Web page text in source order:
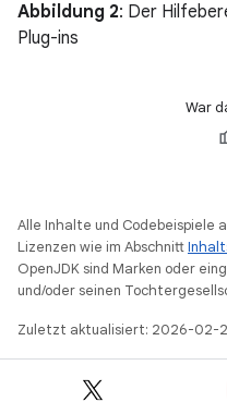
Abbildung 2: Der
Plug-ins
War
Alle Inhalte und Codebeispiele
Lizenzen wie im Abschnitt
OpenJDK sind Marken oder
und/oder seinen
Zuletzt aktualisiert: 2026-02-